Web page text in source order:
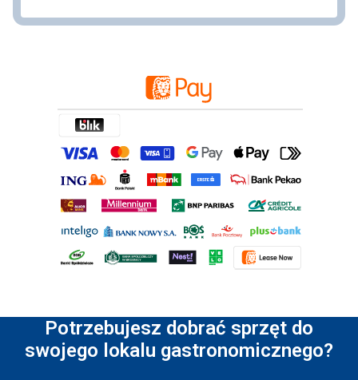
Potrzebujesz dobrać sprzęt do
swojego lokalu gastronomicznego?